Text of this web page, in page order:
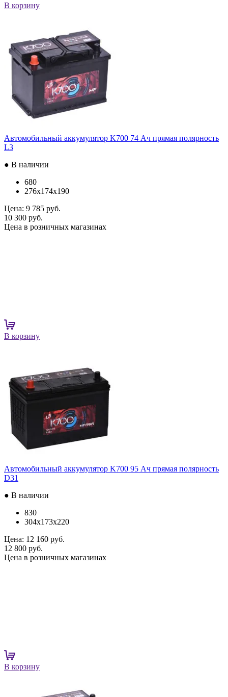
В корзину
Автомобильный аккумулятор K700 74 Ач прямая полярность
L3
● В наличии
680
276x174x190
Цена: 9 785 руб.
10 300 руб.
Цена в розничных магазинах
В корзину
Автомобильный аккумулятор K700 95 Ач прямая полярность
D31
● В наличии
830
304x173x220
Цена: 12 160 руб.
12 800 руб.
Цена в розничных магазинах
В корзину